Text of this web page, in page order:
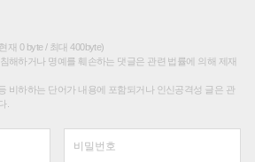
재 0 byte / 최대 400byte)
해하거나 명예를 훼손하는 댓글은 관련 법률에 의해 제재
비하하는 단어가 내용에 포함되거나 인신공격성 글은 관
.